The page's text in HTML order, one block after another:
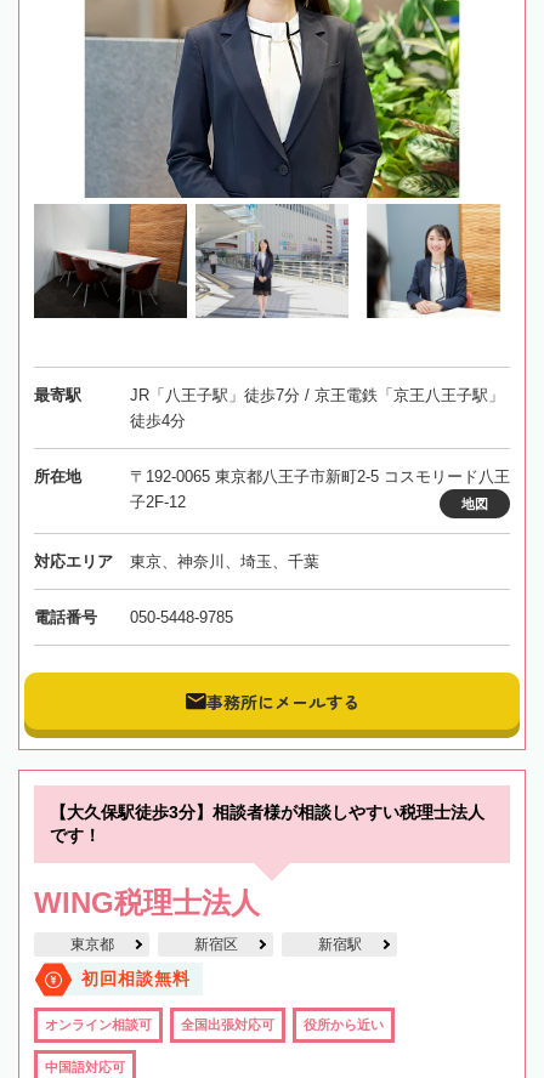
最寄駅
JR「八王子駅」徒歩7分 / 京王電鉄「京王八王子駅」
徒歩4分
所在地
〒192-0065 東京都八王子市新町2-5 コスモリード八王
子2F-12
地図
対応エリア 東京、神奈川、埼玉、千葉
電話番号 050-5448-9785
事務所にメールする
【大久保駅徒歩3分】相談者様が相談しやすい税理士法人
です！
WING税理士法人
東京都 新宿区 新宿駅
初回相談無料
オンライン相談可 全国出張対応可 役所から近い
中国語対応可